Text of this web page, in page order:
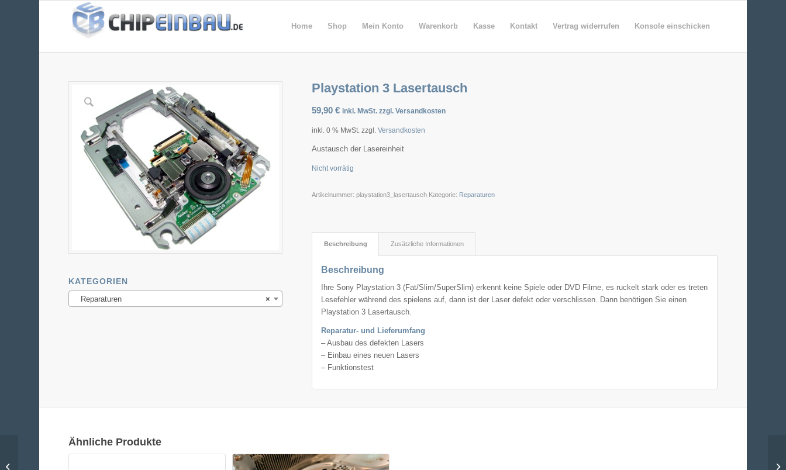
Home Shop Mein Konto Warenkorb Kasse Kontakt Vertrag widerrufen Konsole einschicken
KATEGORIEN
×
Reparaturen
Playstation 3 Lasertausch
59,90€ inkl. MwSt. zzgl. Versandkosten
inkl. 0 % MwSt. zzgl.Versandkosten
Austausch der Lasereinheit
Nicht vorrätig
Artikelnummer:playstation3_lasertausch Kategorie: Reparaturen
Beschreibung Zusätzliche Informationen
Beschreibung
Ihre Sony Playstation 3 (Fat/Slim/SuperSlim) erkennt keine Spiele oder DVD Filme, es ruckelt stark oder es treten
Lesefehler während des spielens auf, dann ist der Laser defekt oder verschlissen. Dann benötigen Sie einen
Playstation 3 Lasertausch.
Reparatur- und Lieferumfang
– Ausbau des defekten Lasers
– Einbau eines neuen Lasers
– Funktionstest
Ähnliche Produkte